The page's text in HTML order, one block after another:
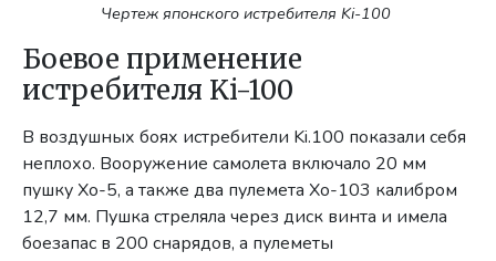
Чертеж японского истребителя Ki-100
Боевое применение
истребителя Ki-100
В воздушных боях истребители Ki.100 показали себя
неплохо. Вооружение самолета включало 20 мм
пушку Хо-5, а также два пулемета Хо-103 калибром
12,7 мм. Пушка стреляла через диск винта и имела
боезапас в 200 снарядов, а пулеметы